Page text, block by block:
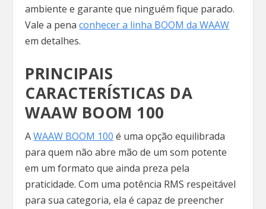
ambiente e garante que ninguém fique parado.
Vale a penaconhecer a linha BOOM da WAAW
em detalhes.
PRINCIPAIS
CARACTERÍSTICAS DA
WAAW BOOM 100
AWAAW BOOM 100 é uma opção equilibrada
para quem não abre mão de um som potente
em um formato que ainda preza pela
praticidade. Com uma potência RMS respeitável
para sua categoria, ela é capaz de preencher